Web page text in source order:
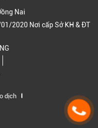
Nai
2020 Nơi cấp Sở KH & ĐT
dịch